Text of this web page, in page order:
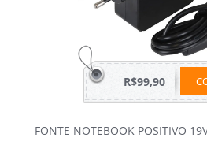
R$99,90
FONTE NOTEBOOK POSITIVO